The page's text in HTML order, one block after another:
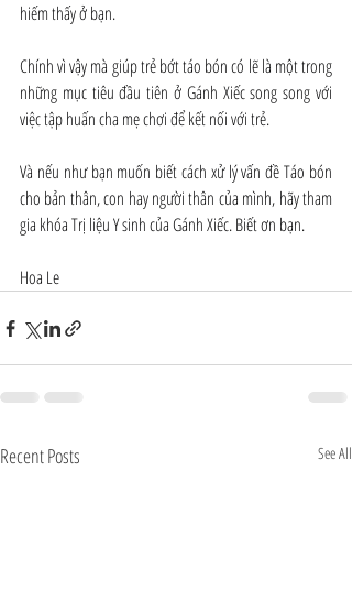
hiếm thấy ở bạn.
Chính vì vậy mà giúp trẻ bớt táo bón có lẽ là một trong
những mục tiêu đầu tiên ở Gánh Xiếc song song với
việc tập huấn cha mẹ chơi để kết nối với trẻ.
Và nếu như bạn muốn biết cách xử lý vấn đề Táo bón
cho bản thân, con hay người thân của mình, hãy tham
gia khóa Trị liệu Y sinh của Gánh Xiếc. Biết ơn bạn.
Hoa Le
Recent Posts See All